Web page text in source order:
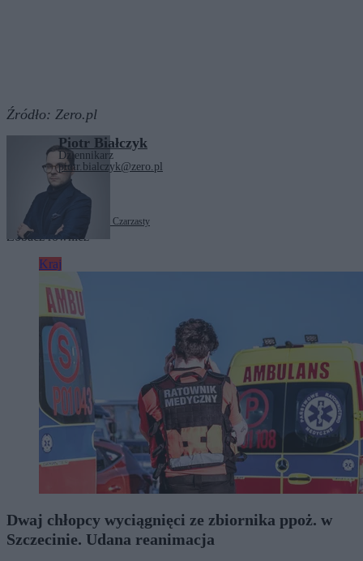
Źródło: Zero.pl
Piotr Białczyk
Dziennikarz
piotr.bialczyk@zero.pl
Tagi: Włodzimierz Czarzasty
Zobacz również
Kraj
Dwaj chłopcy wyciągnięci ze zbiornika ppoż. w
Szczecinie. Udana reanimacja